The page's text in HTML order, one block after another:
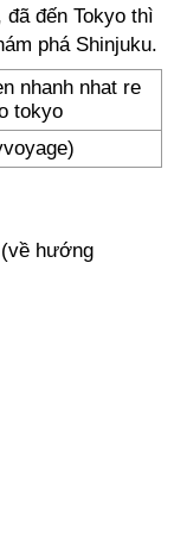
đến Tokyo thì
phá Shinjuku.
hướng